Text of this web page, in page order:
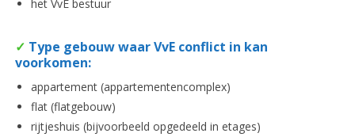
het VvE bestuur
✓ Type gebouw waar VvE conflict in kan
voorkomen:
appartement (appartementencomplex)
flat (flatgebouw)
rijtjeshuis (bijvoorbeeld opgedeeld in etages)